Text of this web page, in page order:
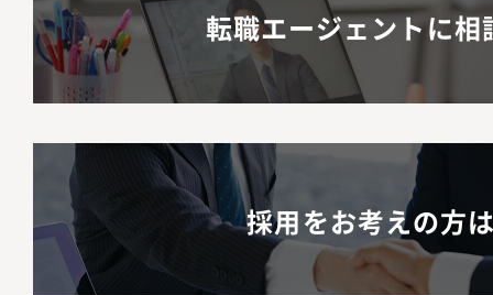
転職エージェントに相
採用をお考えの方